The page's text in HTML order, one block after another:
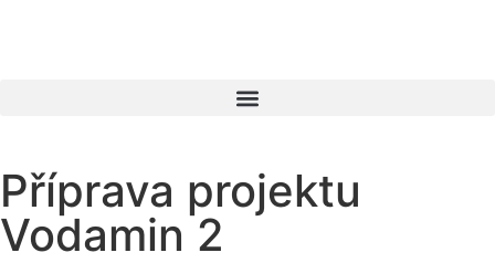
Příprava projektu
Vodamin 2